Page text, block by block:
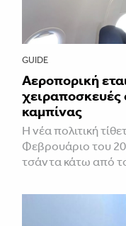
GUIDE
Αεροπορική
χειραποσκευές
καμπίνας
Η νέα πολιτική
Φεβρουάριο του
τσάντα κάτω από